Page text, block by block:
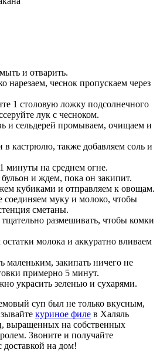
и отварить.
нарезаем, чеснок пропускаем через
1 столовую ложку подсолнечного
лук с чесноком.
и сельдерей промываем, очищаем и
кастрюлю, также добавляем соль и
минуты на среднем огне.
и ждем, пока он закипит.
кубиками и отправляем к овощам.
соединяем муку и молоко, чтобы
сметаны.
размешивать, чтобы комки
молока и аккуратно вливаем
маленьким, закипать ничего не
примерно 5 минут.
украсить зеленью и сухарями.
суп был не только вкусным,
куриное филе в Халяль
выращенных на собственных
Звоните и получайте
доставкой на дом!